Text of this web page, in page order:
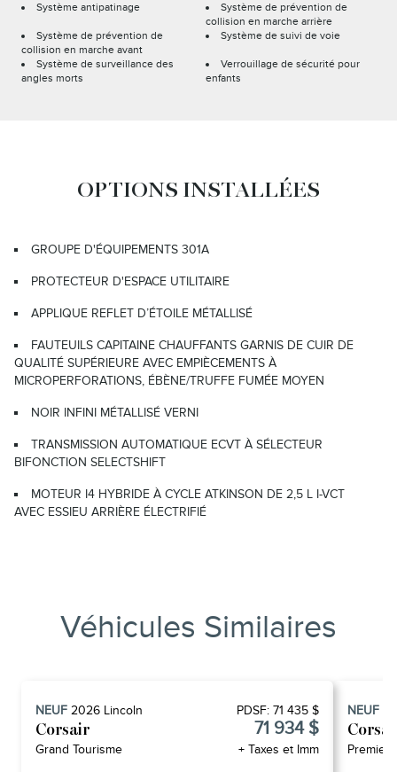
Système antipatinage
Système de prévention de
collision en marche arrière
Système de prévention de
collision en marche avant
Système de suivi de voie
Système de surveillance des
angles morts
Verrouillage de sécurité pour
enfants
OPTIONS INSTALLÉES
GROUPE D'ÉQUIPEMENTS 301A
PROTECTEUR D'ESPACE UTILITAIRE
APPLIQUE REFLET D’ÉTOILE MÉTALLISÉ
FAUTEUILS CAPITAINE CHAUFFANTS GARNIS DE CUIR DE
QUALITÉ SUPÉRIEURE AVEC EMPIÈCEMENTS À
MICROPERFORATIONS, ÉBÈNE/TRUFFE FUMÉE MOYEN
NOIR INFINI MÉTALLISÉ VERNI
TRANSMISSION AUTOMATIQUE ECVT À SÉLECTEUR
BIFONCTION SELECTSHIFT
MOTEUR I4 HYBRIDE À CYCLE ATKINSON DE 2,5 L I-VCT
AVEC ESSIEU ARRIÈRE ÉLECTRIFIÉ
Véhicules Similaires
NEUF 2026 Lincoln
Corsair
Grand Tourisme
PDSF: 71 435 $
71 934 $
+ Taxes et Imm
NEUF
Premiere